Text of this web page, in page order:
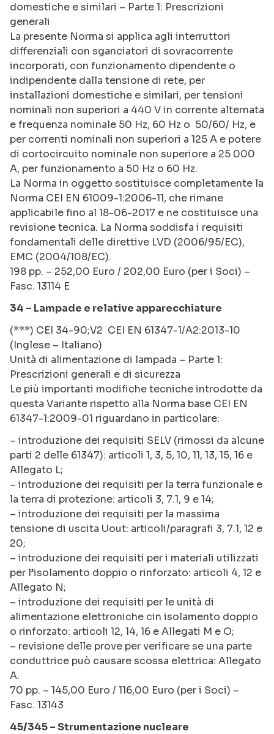
domestiche e similari – Parte 1: Prescrizioni
generali
La presente Norma si applica agli interruttori
differenziali con sganciatori di sovracorrente
incorporati, con funzionamento dipendente o
indipendente dalla tensione di rete, per
installazioni domestiche e similari, per tensioni
nominali non superiori a 440 V in corrente alternata
e frequenza nominale 50 Hz, 60 Hz o 50/60/ Hz, e
per correnti nominali non superiori a 125 A e potere
di cortocircuito nominale non superiore a 25 000
A, per funzionamento a 50 Hz o 60 Hz.
La Norma in oggetto sostituisce completamente la
Norma CEI EN 61009-1:2006-11, che rimane
applicabile fino al 18-06-2017 e ne costituisce una
revisione tecnica. La Norma soddisfa i requisiti
fondamentali delle direttive LVD (2006/95/EC),
EMC (2004/108/EC).
198 pp. – 252,00 Euro / 202,00 Euro (per i Soci) –
Fasc. 13114 E
34 – Lampade e relative apparecchiature
(***) CEI 34-90;V2 CEI EN 61347-1/A2:2013-10
(Inglese – Italiano)
Unità di alimentazione di lampada – Parte 1:
Prescrizioni generali e di sicurezza
Le più importanti modifiche tecniche introdotte da
questa Variante rispetto alla Norma base CEI EN
61347-1:2009-01 riguardano in particolare:
– introduzione dei requisiti SELV (rimossi da alcune
parti 2 delle 61347): articoli 1, 3, 5, 10, 11, 13, 15, 16 e
Allegato L;
– introduzione dei requisiti per la terra funzionale e
la terra di protezione: articoli 3, 7.1, 9 e 14;
– introduzione dei requisiti per la massima
tensione di uscita Uout: articoli/paragrafi 3, 7.1, 12 e
20;
– introduzione dei requisiti per i materiali utilizzati
per l’isolamento doppio o rinforzato: articoli 4, 12 e
Allegato N;
– introduzione dei requisiti per le unità di
alimentazione elettroniche cin isolamento doppio
o rinforzato: articoli 12, 14, 16 e Allegati M e O;
– revisione delle prove per verificare se una parte
conduttrice può causare scossa elettrica: Allegato
A.
70 pp. – 145,00 Euro / 116,00 Euro (per i Soci) –
Fasc. 13143
45/345 – Strumentazione nucleare